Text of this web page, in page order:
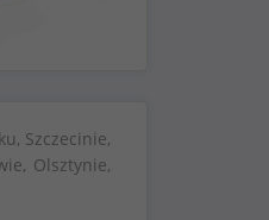
Szczecinie,
Olsztynie,